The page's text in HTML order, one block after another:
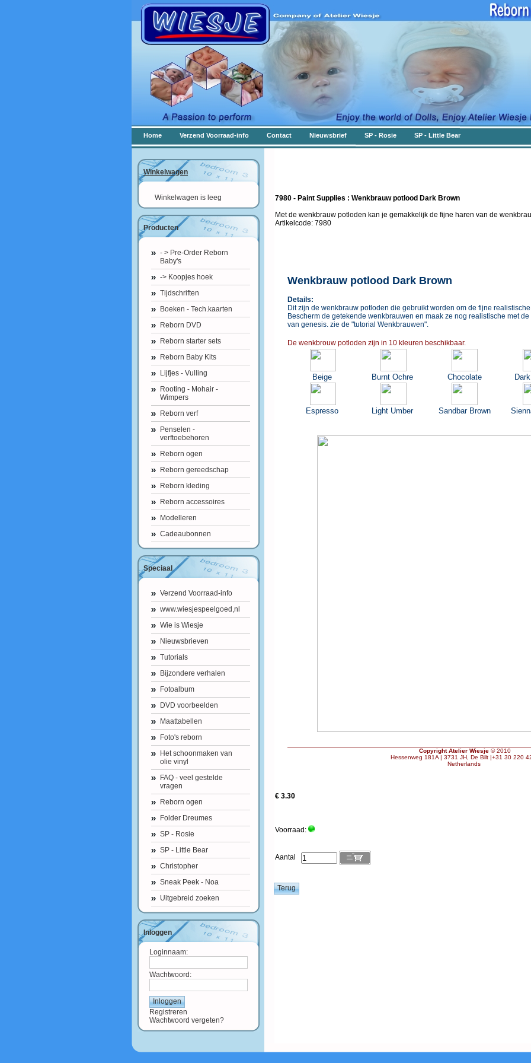
Home Verzend Voorraad-info Contact Nieuwsbrief SP - Rosie SP - Little Bear
Winkelwagen
Winkelwagen is leeg
Producten
- > Pre-Order Reborn
Baby's
-> Koopjes hoek
Tijdschriften
Boeken - Tech.kaarten
Reborn DVD
Reborn starter sets
Reborn Baby Kits
Lijfjes - Vulling
Rooting - Mohair -
Wimpers
Reborn verf
Penselen -
verftoebehoren
Reborn ogen
Reborn gereedschap
Reborn kleding
Reborn accessoires
Modelleren
Cadeaubonnen
Speciaal
Verzend Voorraad-info
www.wiesjespeelgoed,nl
Wie is Wiesje
Nieuwsbrieven
Tutorials
Bijzondere verhalen
Fotoalbum
DVD voorbeelden
Maattabellen
Foto's reborn
Het schoonmaken van
olie vinyl
FAQ - veel gestelde
vragen
Reborn ogen
Folder Dreumes
SP - Rosie
SP - Little Bear
Christopher
Sneak Peek - Noa
Uitgebreid zoeken
Inloggen
Loginnaam:
Wachtwoord:
Registreren
Wachtwoord vergeten?
7980 - Paint Supplies : Wenkbrauw potlood Dark Brown
Met de wenkbrauw potloden kan je gemakkelijk de fijne haren van de
Artikelcode: 7980
Wenkbrauw potlood Dark Brown
Details:
Dit zijn de wenkbrauw potloden die gebruikt worden om de fijne
Bescherm de getekende wenkbrauwen en maak ze nog realistische met
van genesis. zie de "tutorial Wenkbrauwen".
De wenkbrouw potloden zijn in 10 kleuren beschikbaar.
Beige Burnt Ochre Chocolate
Espresso Light Umber Sandbar Brown
Copyright Atelier Wiesje © 2010
Hessenweg 181A | 3731 JH, De Bilt |+31 30 220
Netherlands
€ 3.30
Voorraad:
Aantal